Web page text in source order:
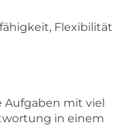
Flexibilität
mit viel
in einem